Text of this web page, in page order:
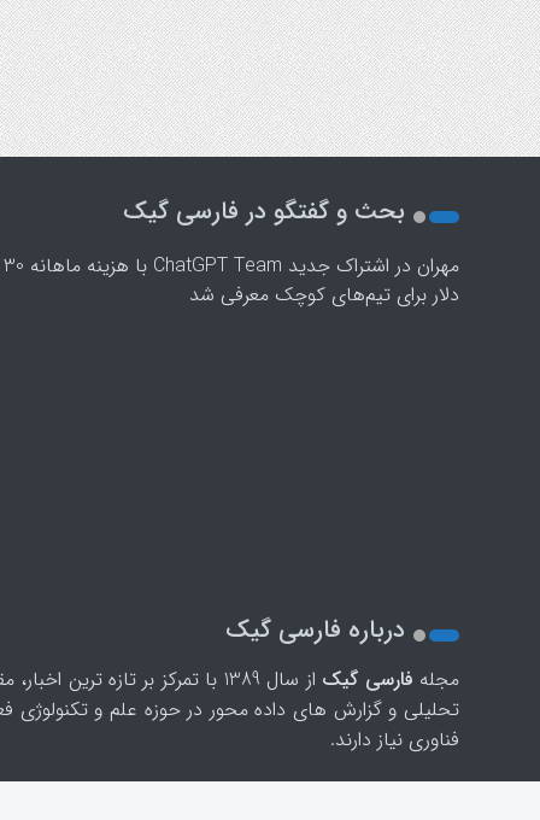
بحث و گفتگو در فارسی گیک
مهران در
اشتراک جدید ChatGPT Team با هزینه ماهانه 30
دلار برای تیم‌های کوچک معرفی شد
درباره فارسی گیک
مجله فارسی گیک
از سال 1389 با تمرکز بر
تحلیلی و گزارش های داده محور در حوزه علم و
فناوری نیاز دارند.